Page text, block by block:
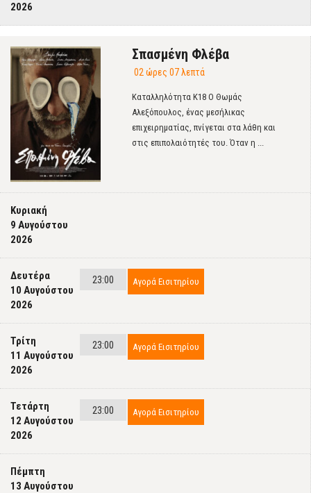
2026
Σπασμένη Φλέβα
02 ώρες 07 λεπτά
Καταλληλότητα Κ18 Ο Θωμάς
Αλεξόπουλος, ένας μεσήλικας
επιχειρηματίας, πνίγεται στα λάθη και
στις επιπολαιότητές του. Όταν η ...
Κυριακή
9 Αυγούστου
2026
Δευτέρα
10 Αυγούστου
2026
23:00 Αγορά Εισιτηρίου
Τρίτη
11 Αυγούστου
2026
23:00 Αγορά Εισιτηρίου
Τετάρτη
12 Αυγούστου
2026
23:00 Αγορά Εισιτηρίου
Πέμπτη
13 Αυγούστου